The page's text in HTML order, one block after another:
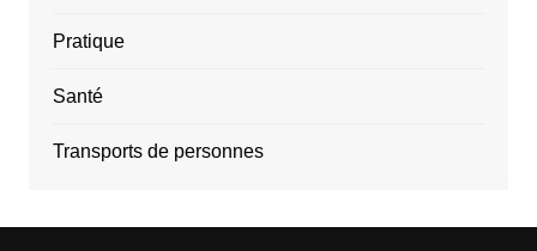
Pratique
Santé
Transports de personnes